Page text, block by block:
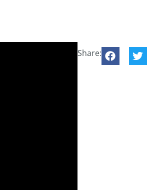
Share: